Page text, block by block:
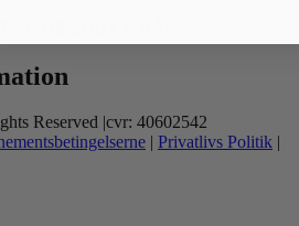
PRODUKT PÅ:
Reserved |cvr: 40602542
| Privatlivs Politik |